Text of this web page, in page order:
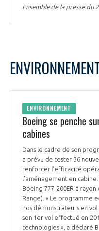
Ensemble de la presse du
ENVIRONNEMENT
Boeing se penche
cabines
Dans le cadre de son
a prévu de tester 36
renforcer l’efficacité
l’aménagement en cabine.
Boeing 777-200ER à
Range). « Le programme
nos démonstrateurs en
son 1er vol effectué en
technologies », a déclaré